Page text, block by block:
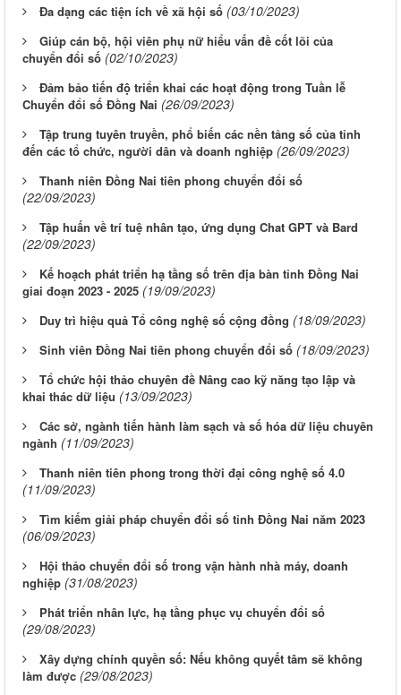
Đa dạng các tiện ích về xã hội số (03/10/2023)
Giúp cán bộ, hội viên phụ nữ hiểu vấn đề cốt lõi của
chuyển đổi số (02/10/2023)
Đảm bảo tiến độ triển khai các hoạt động trong Tuần lễ
Chuyển đổi số Đồng Nai (26/09/2023)
Tập trung tuyên truyền, phổ biến các nền tảng số của tỉnh
đến các tổ chức, người dân và doanh nghiệp (26/09/2023)
Thanh niên Đồng Nai tiên phong chuyển đổi số
(22/09/2023)
Tập huấn về trí tuệ nhân tạo, ứng dụng Chat GPT và Bard
(22/09/2023)
Kế hoạch phát triển hạ tầng số trên địa bàn tỉnh Đồng Nai
giai đoạn 2023 - 2025 (19/09/2023)
Duy trì hiệu quả Tổ công nghệ số cộng đồng (18/09/2023)
Sinh viên Đồng Nai tiên phong chuyển đổi số (18/09/2023)
Tổ chức hội thảo chuyên đề Nâng cao kỹ năng tạo lập và
khai thác dữ liệu (13/09/2023)
Các sở, ngành tiến hành làm sạch và số hóa dữ liệu chuyên
ngành (11/09/2023)
Thanh niên tiên phong trong thời đại công nghệ số 4.0
(11/09/2023)
Tìm kiếm giải pháp chuyển đổi số tỉnh Đồng Nai năm 2023
(06/09/2023)
Hội thảo chuyển đổi số trong vận hành nhà máy, doanh
nghiệp (31/08/2023)
Phát triển nhân lực, hạ tầng phục vụ chuyển đổi số
(29/08/2023)
Xây dựng chính quyền số: Nếu không quyết tâm sẽ không
làm được (29/08/2023)